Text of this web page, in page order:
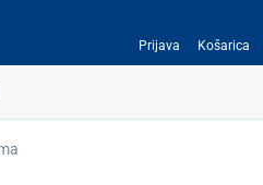
Prijava Košarica